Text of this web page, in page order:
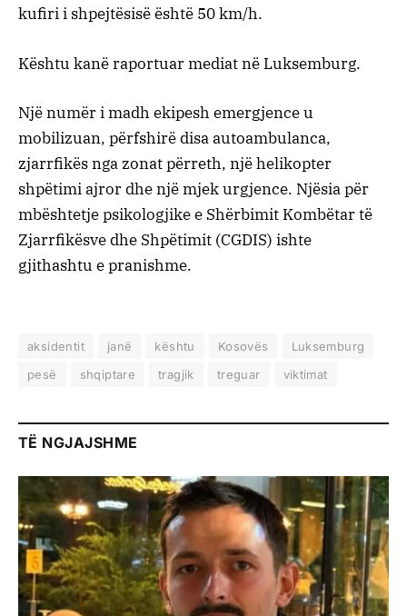
kufiri i shpejtësisë është 50 km/h.
Kështu kanë raportuar mediat në Luksemburg.
Një numër i madh ekipesh emergjence u
mobilizuan, përfshirë disa autoambulanca,
zjarrfikës nga zonat përreth, një helikopter
shpëtimi ajror dhe një mjek urgjence. Njësia për
mbështetje psikologjike e Shërbimit Kombëtar të
Zjarrfikësve dhe Shpëtimit (CGDIS) ishte
gjithashtu e pranishme.
aksidentit janë kështu Kosovës
Luksemburg
pesë
shqiptare tragjik treguar viktimat
TË NGJAJSHME